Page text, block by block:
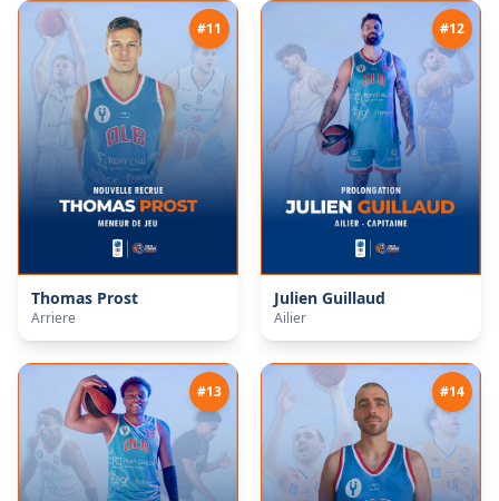
#11
Thomas Prost
Arriere
#12
Julien Guillaud
Ailier
#13 #14